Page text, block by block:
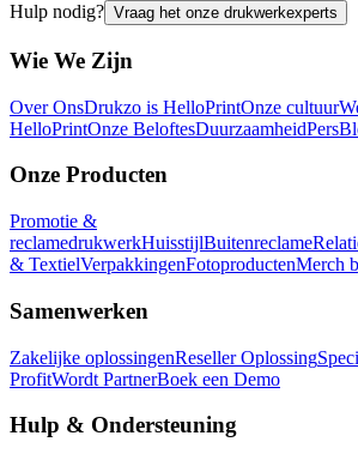
Hulp nodig? Vraag het onze drukwerkexperts
Wie We Zijn
Over OnsDrukzo is HelloPrintOnze cultuur
HelloPrintOnze BeloftesDuurzaamheidPers
Onze Producten
Promotie &
reclamedrukwerkHuisstijlBuitenreclame
& TextielVerpakkingenFotoproductenMerch
Samenwerken
Zakelijke oplossingenReseller Oplossing
ProfitWordt PartnerBoek een Demo
Hulp & Ondersteuning